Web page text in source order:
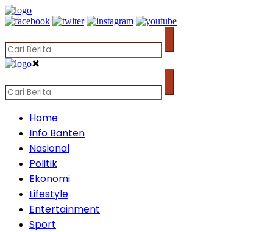
✖
Home
Info Banten
Nasional
Politik
Ekonomi
Lifestyle
Entertainment
Sport